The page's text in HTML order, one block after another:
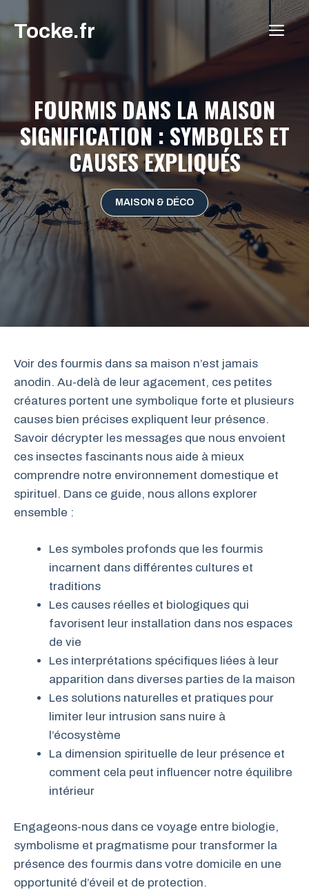
auTocke.fr
FOURMIS DANS LA MAISON
SIGNIFICATION : SYMBOLES ET
CAUSES EXPLIQUÉS
MAISON & DÉCO
Voir des fourmis dans sa maison n’est jamais
anodin. Au-delà de leur agacement, ces petites
créatures portent une symbolique forte et plusieurs
causes bien précises expliquent leur présence.
Savoir décrypter les messages que nous envoient
ces insectes fascinants nous aide à mieux
comprendre notre environnement domestique et
spirituel. Dans ce guide, nous allons explorer
ensemble :
Les symboles profonds que les fourmis
incarnent dans différentes cultures et
traditions
Les causes réelles et biologiques qui
favorisent leur installation dans nos espaces
de vie
Les interprétations spécifiques liées à leur
apparition dans diverses parties de la maison
Les solutions naturelles et pratiques pour
limiter leur intrusion sans nuire à
l’écosystème
La dimension spirituelle de leur présence et
comment cela peut influencer notre équilibre
intérieur
Engageons-nous dans ce voyage entre biologie,
symbolisme et pragmatisme pour transformer la
présence des fourmis dans votre domicile en une
opportunité d’éveil et de protection.